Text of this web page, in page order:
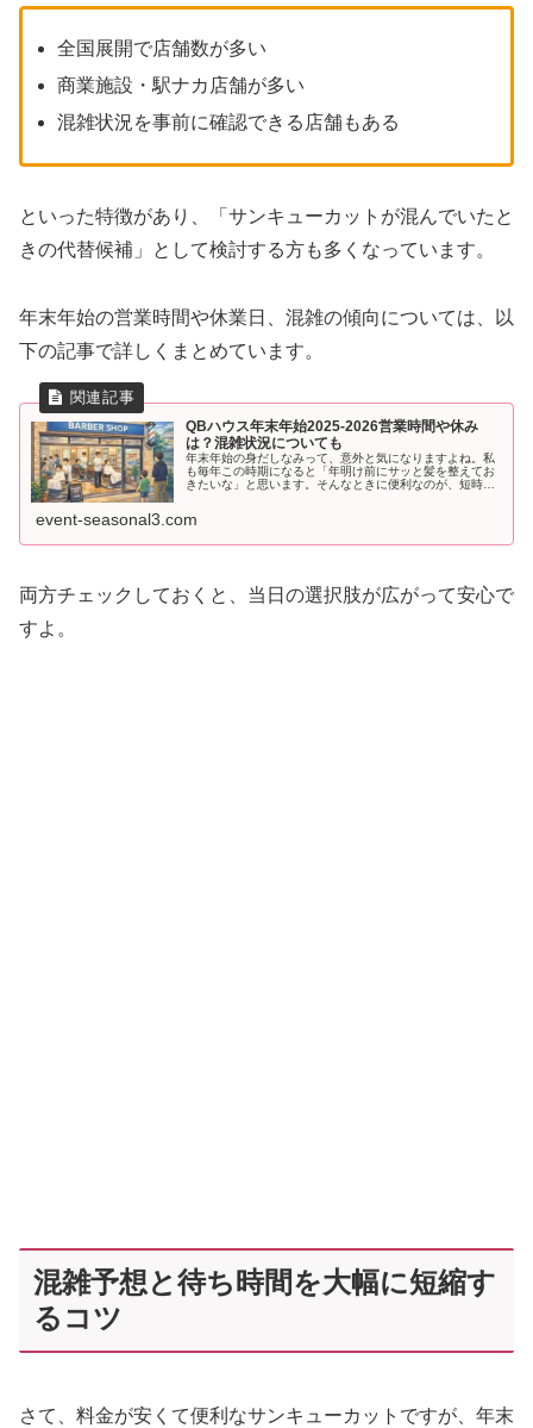
全国展開で店舗数が多い
商業施設・駅ナカ店舗が多い
混雑状況を事前に確認できる店舗もある
といった特徴があり、「サンキューカットが混んでいたと
きの代替候補」として検討する方も多くなっています。
年末年始の営業時間や休業日、混雑の傾向については、以
下の記事で詳しくまとめています。
QBハウス年末年始2025-2026営業時間や休み
は？混雑状況についても
年末年始の身だしなみって、意外と気になりますよね。私
も毎年この時期になると「年明け前にサッと髪を整えてお
きたいな」と思います。そんなときに便利なのが、短時間
event-seasonal3.com
両方チェックしておくと、当日の選択肢が広がって安心で
すよ。
混雑予想と待ち時間を大幅に短縮す
るコツ
さて、料金が安くて便利なサンキューカットですが、年末